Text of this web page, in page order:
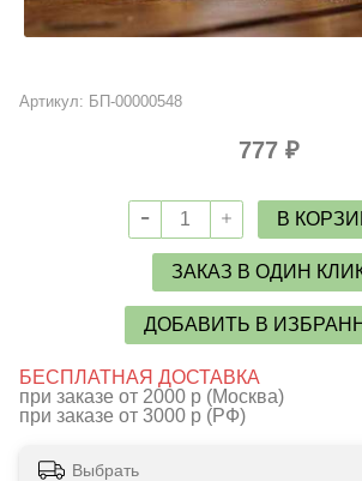
Артикул: БП-00000548
777 ₽
В
ЗАКАЗ В ОДИН
ДОБАВИТЬ В
БЕСПЛАТНАЯ ДОСТАВКА
при заказе от 2000 р (Москва)
при заказе от 3000 р (РФ)
Выбрать